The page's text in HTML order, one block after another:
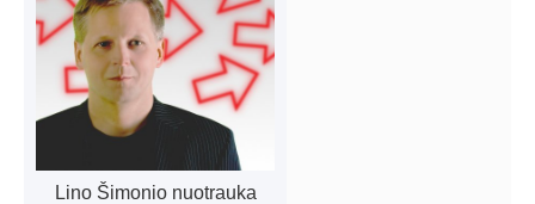
Lino Šimonio nuotrauka